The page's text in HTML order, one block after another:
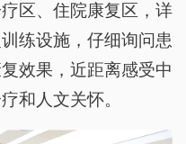
区、住院康复区，详
练设施，仔细询问患
效果，近距离感受中
和人文关怀。